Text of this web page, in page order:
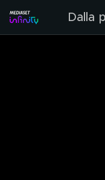
Dalla